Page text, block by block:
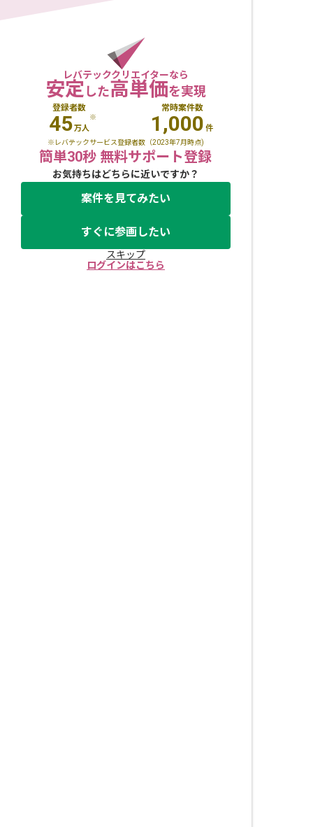
レバテッククリエイターなら
安定した高単価を実現
登録者数
45万人
※
常時案件数
1,000 件
※レバテックサービス登録者数（2023年7月時点)
簡単30秒 無料サポート登録
お気持ちはどちらに近いですか？
案件を見てみたい
すぐに参画したい
スキップ
ログインはこちら